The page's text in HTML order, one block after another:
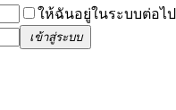
ให้ฉันอยู่ในระบบต่อไป
เข้าสู่ระบบ